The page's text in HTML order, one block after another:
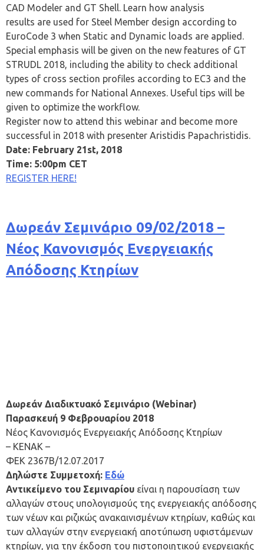
CAD Modeler and GT Shell. Learn how analysis
results are used for Steel Member design according to
EuroCode 3 when Static and Dynamic loads are applied.
Special emphasis will be given on the new features of GT
STRUDL 2018, including the ability to check additional
types of cross section profiles according to EC3 and the
new commands for National Annexes. Useful tips will be
given to optimize the workflow.
Register now to attend this webinar and become more
successful in 2018 with presenter Aristidis Papachristidis.
Date: February 21st, 2018
Time: 5:00pm CET
REGISTER HERE!
Δωρεάν Σεμινάριο 09/02/2018 –
Νέος Κανονισμός Ενεργειακής
Απόδοσης Κτηρίων
Δωρεάν Διαδικτυακό Σεμινάριο (Webinar)
Παρασκευή 9 Φεβρουαρίου 2018
Νέος Κανονισμός Ενεργειακής Απόδοσης Κτηρίων
– ΚΕΝΑΚ –
ΦΕΚ 2367Β/12.07.2017
Δηλώστε Συμμετοχή: Εδώ
Αντικείμενο του Σεμιναρίου είναι η παρουσίαση των
αλλαγών στους υπολογισμούς της ενεργειακής απόδοσης
των νέων και ριζικώς ανακαινισμένων κτηρίων, καθώς και
των αλλαγών στην ενεργειακή αποτύπωση υφιστάμενων
κτηρίων, για την έκδοση του πιστοποιητικού ενεργειακής